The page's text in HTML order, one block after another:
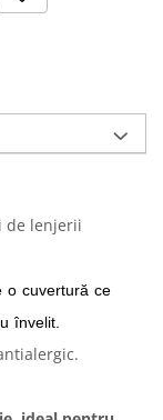
de lenjerii
o cuvertură ce
învelit.